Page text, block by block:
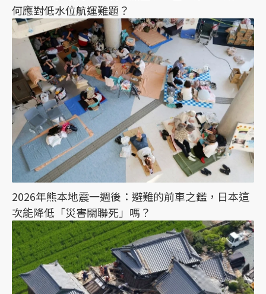
何應對低水位航運難題？
2026年熊本地震一週後：避難的前車之鑑，日本這
次能降低「災害關聯死」嗎？